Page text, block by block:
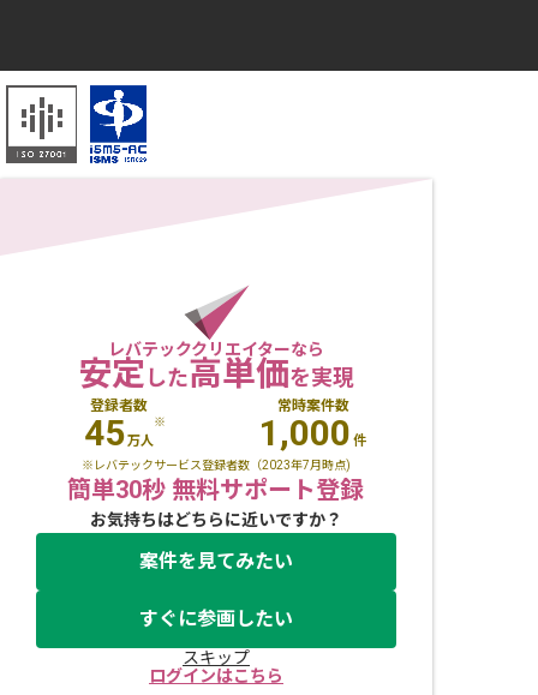
レバテッククリエイターなら
安定した高単価を実現
登録者数
45万人
※
常時案件数
1,000 件
※レバテックサービス登録者数（2023年7月時点)
簡単30秒 無料サポート登録
お気持ちはどちらに近いですか？
案件を見てみたい
すぐに参画したい
スキップ
ログインはこちら